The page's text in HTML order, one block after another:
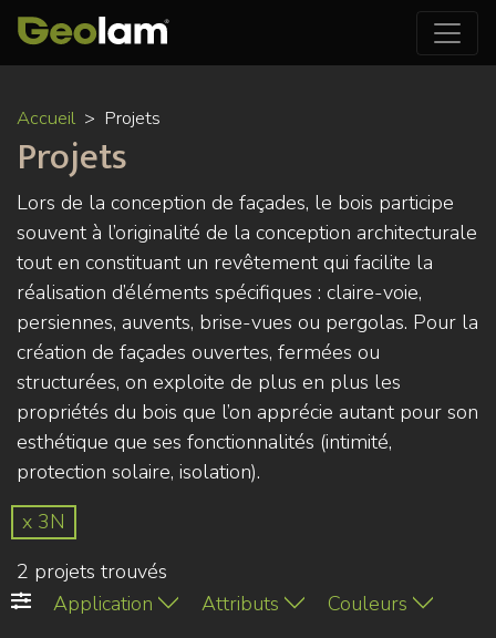
Accueil Projets
Projets
Lors de la conception de façades, le bois participe
souvent à l’originalité de la conception architecturale
tout en constituant un revêtement qui facilite la
réalisation d’éléments spécifiques : claire-voie,
persiennes, auvents, brise-vues ou pergolas. Pour la
création de façades ouvertes, fermées ou
structurées, on exploite de plus en plus les
propriétés du bois que l’on apprécie autant pour son
esthétique que ses fonctionnalités (intimité,
protection solaire, isolation).
x 3N
2 projets trouvés
Application
Attributs
Couleurs